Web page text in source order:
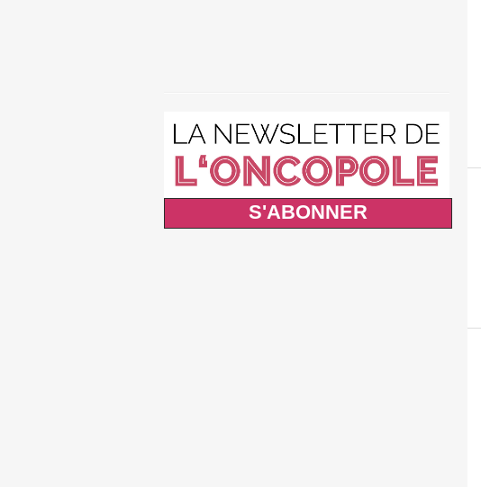
S'ABONNER